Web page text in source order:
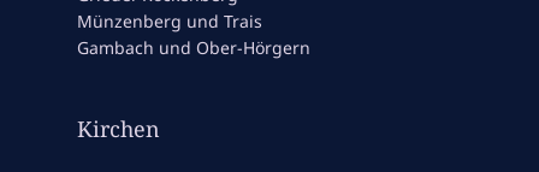
Münzenberg und Trais
Gambach und Ober-Hörgern
Kirchen